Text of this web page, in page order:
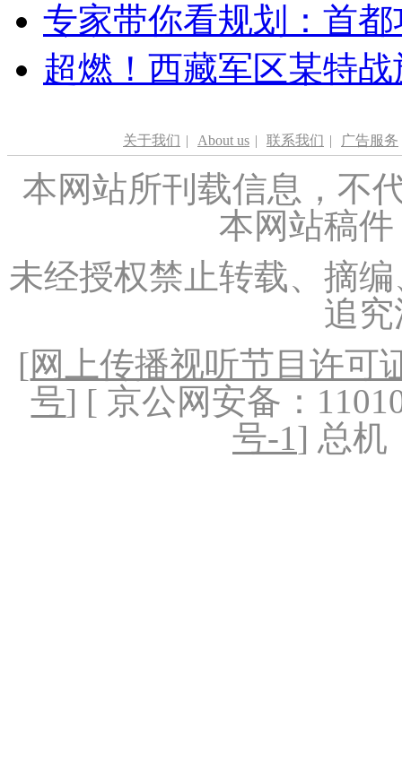
专家带你看规划：首
超燃！西藏军区某特
关于我们 | About us | 联系我们 | 广告服务
本网站所刊载信息，不
本网站稿
未经授权禁止转载、摘
追
[网上传播视听节目许可
号] [ 京公网安备：
号-1] 总机